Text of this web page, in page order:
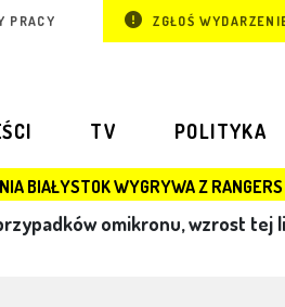
PRACY ZGŁOŚ
TV POLITYKA
Z RANGERS FC W MECZU LIGI
omikronu, wzrost tej